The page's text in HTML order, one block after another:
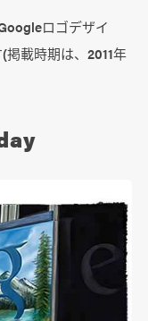
ロゴデザイ
掲載時期は、2011年